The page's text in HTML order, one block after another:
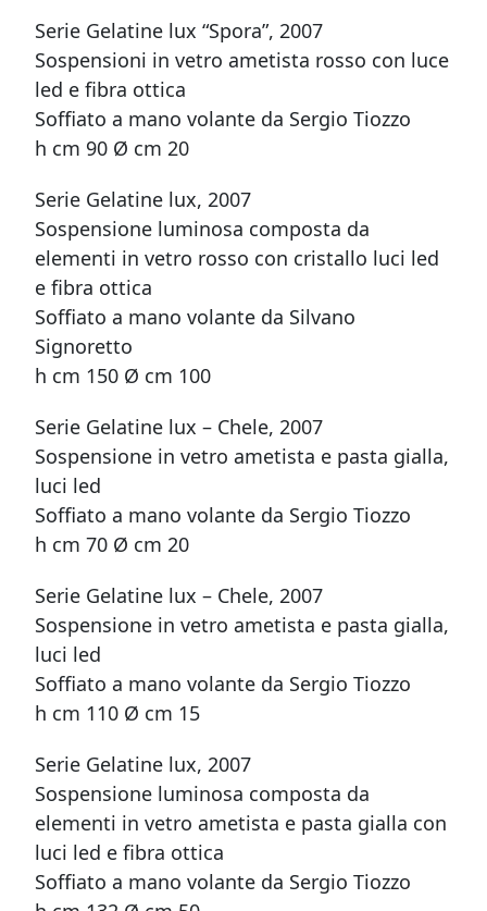
Serie Gelatine lux “Spora”, 2007
Sospensioni in vetro ametista rosso con luce
led e fibra ottica
Soffiato a mano volante da Sergio Tiozzo
h cm 90 Ø cm 20
Serie Gelatine lux, 2007
Sospensione luminosa composta da
elementi in vetro rosso con cristallo luci led
e fibra ottica
Soffiato a mano volante da Silvano
Signoretto
h cm 150 Ø cm 100
Serie Gelatine lux – Chele, 2007
Sospensione in vetro ametista e pasta gialla,
luci led
Soffiato a mano volante da Sergio Tiozzo
h cm 70 Ø cm 20
Serie Gelatine lux – Chele, 2007
Sospensione in vetro ametista e pasta gialla,
luci led
Soffiato a mano volante da Sergio Tiozzo
h cm 110 Ø cm 15
Serie Gelatine lux, 2007
Sospensione luminosa composta da
elementi in vetro ametista e pasta gialla con
luci led e fibra ottica
Soffiato a mano volante da Sergio Tiozzo